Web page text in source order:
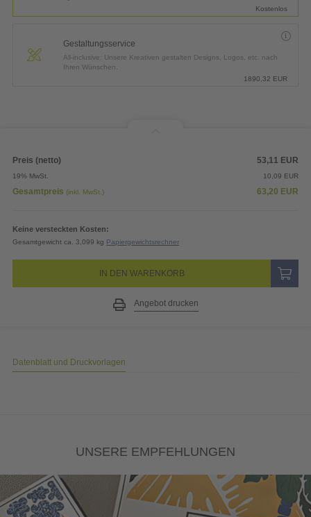
Kostenlos
Gestaltungsservice
All-inclusive: Unsere Kreativen gestalten Designs, Logos, etc. nach
Ihren Wünschen.
1890,32 EUR
Preis (netto) 53,11 EUR
19% MwSt. 10,09 EUR
Gesamtpreis (inkl. MwSt.) 63,20 EUR
Keine versteckten Kosten:
Gesamtgewicht ca. 3,099 kg Papiergewichtsrechner
IN DEN WARENKORB
Angebot drucken
Datenblatt und Druckvorlagen
UNSERE EMPFEHLUNGEN